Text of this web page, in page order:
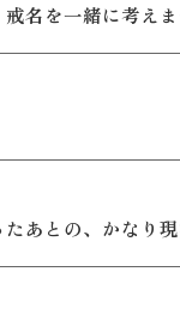
名を一緒に考え
あとの、かなり